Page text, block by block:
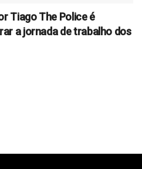
Tiago The Police é
a jornada de trabalho dos